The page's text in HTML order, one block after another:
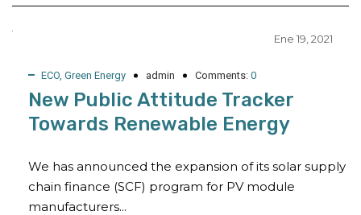
Ene 19, 2021
ECO, Green Energy admin Comments: 0
New Public Attitude Tracker
Towards Renewable Energy
We has announced the expansion of its solar supply
chain finance (SCF) program for PV module
manufacturers...